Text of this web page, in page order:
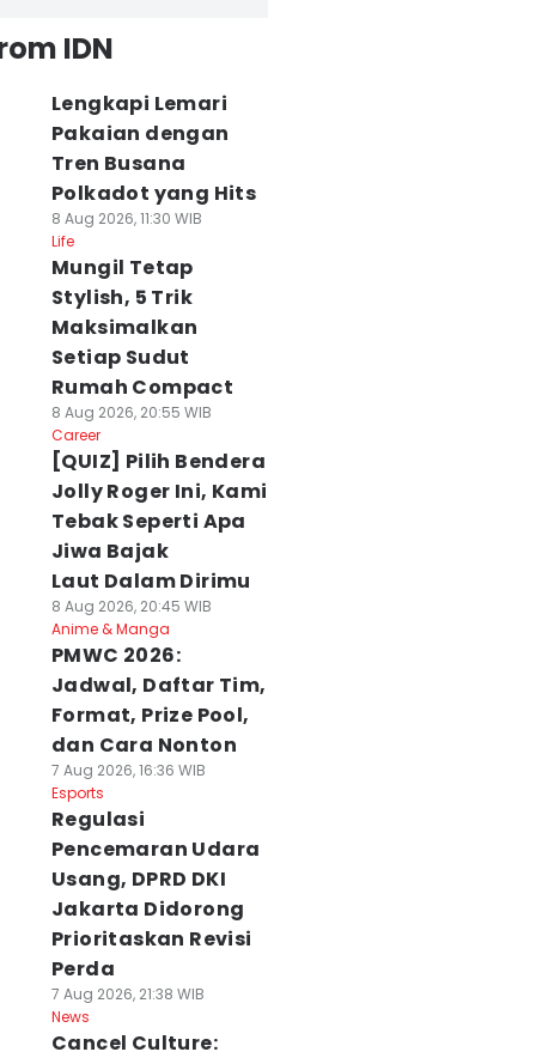
IDN
Lengkapi Lemari
Pakaian dengan
Tren Busana
Polkadot yang Hits
8 Aug 2026, 11:30 WIB
Life
Mungil Tetap
Stylish, 5 Trik
Maksimalkan
Setiap Sudut
Rumah Compact
8 Aug 2026, 20:55 WIB
Career
[QUIZ] Pilih Bendera
Jolly Roger Ini, Kami
Tebak Seperti Apa
Jiwa Bajak
Laut Dalam Dirimu
8 Aug 2026, 20:45 WIB
Anime & Manga
PMWC 2026:
Jadwal, Daftar Tim,
Format, Prize Pool,
dan Cara Nonton
7 Aug 2026, 16:36 WIB
Esports
Regulasi
Pencemaran Udara
Usang, DPRD DKI
Jakarta Didorong
Prioritaskan Revisi
Perda
7 Aug 2026, 21:38 WIB
News
Cancel Culture: